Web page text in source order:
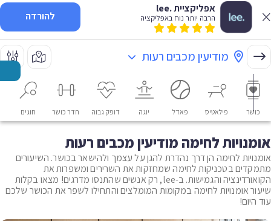
אפליקציית .lee
הרבה יותר נוח באפליקציה להורדה
מודיעין מכבים רעות
כושר פילאטיס פאדל יוגה דופק גבוה חדר כושר חוגים
אומנויות לחימה מודיעין מכבים רעות
אומנויות לחימה הן דרך נהדרת להגן על עצמך ולהישאר בכושר. השיעורים
מתמקדים בטכניקות לחימה שמחזקות את השרירים ומשפרות את
הקואורדינציה והגמישות. ב-lee, רק אנשים שהתנסו מדרגים! מצאו בקלות
שיעור אומנויות לחימה במקומות המומלצים והתחילו לשפר את הכושר שלכם
עוד היום!